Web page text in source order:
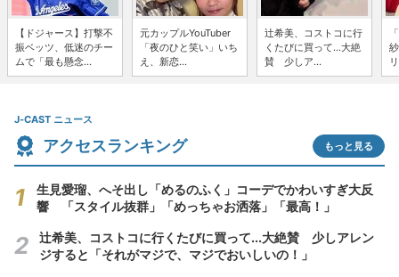
【ドジャース】打撃不
振ベッツ、低迷のチー
ムで「最も懸念...
元カップルYouTuber
「夜のひと笑い」いち
え、新恋...
辻希美、コストコに行
くたびに買って...大絶
賛 少しア...
J-CAST ニュース
アクセスランキング もっと見る
生見愛瑠、へそ出し「めるのふく」コーデでかわいすぎ大反
響 「スタイル抜群」「めっちゃお洒落」「最高！」
辻希美、コストコに行くたびに買って...大絶賛 少しアレン
ジすると「それがマジで、マジでおいしいの！」